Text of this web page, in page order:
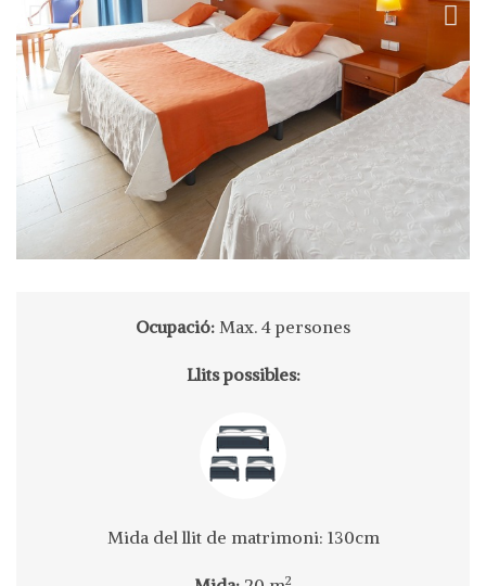
Ocupació: Max. 4 persones
Llits possibles:
Mida del llit de matrimoni: 130cm
2